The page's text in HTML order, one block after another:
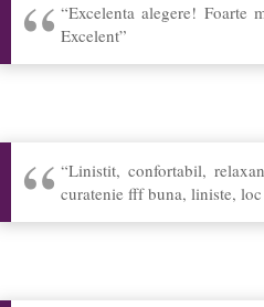
Excelenta alegere! Foarte
Excelent
Linistit, confortabil,
curatenie fff buna, liniste, loc